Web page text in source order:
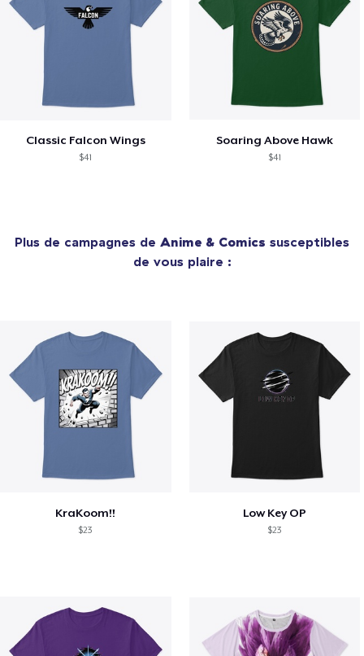
Classic Falcon Wings
$41
Soaring Above Hawk
$41
Plus de campagnes de Anime & Comics susceptibles
de vous plaire :
KraKoom!!
$23
Low Key OP
$23